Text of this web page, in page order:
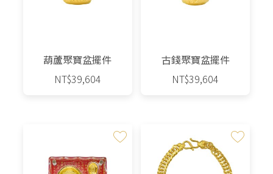
葫蘆聚寶盆擺件
NT$39,604
古錢聚寶盆擺件
NT$39,604